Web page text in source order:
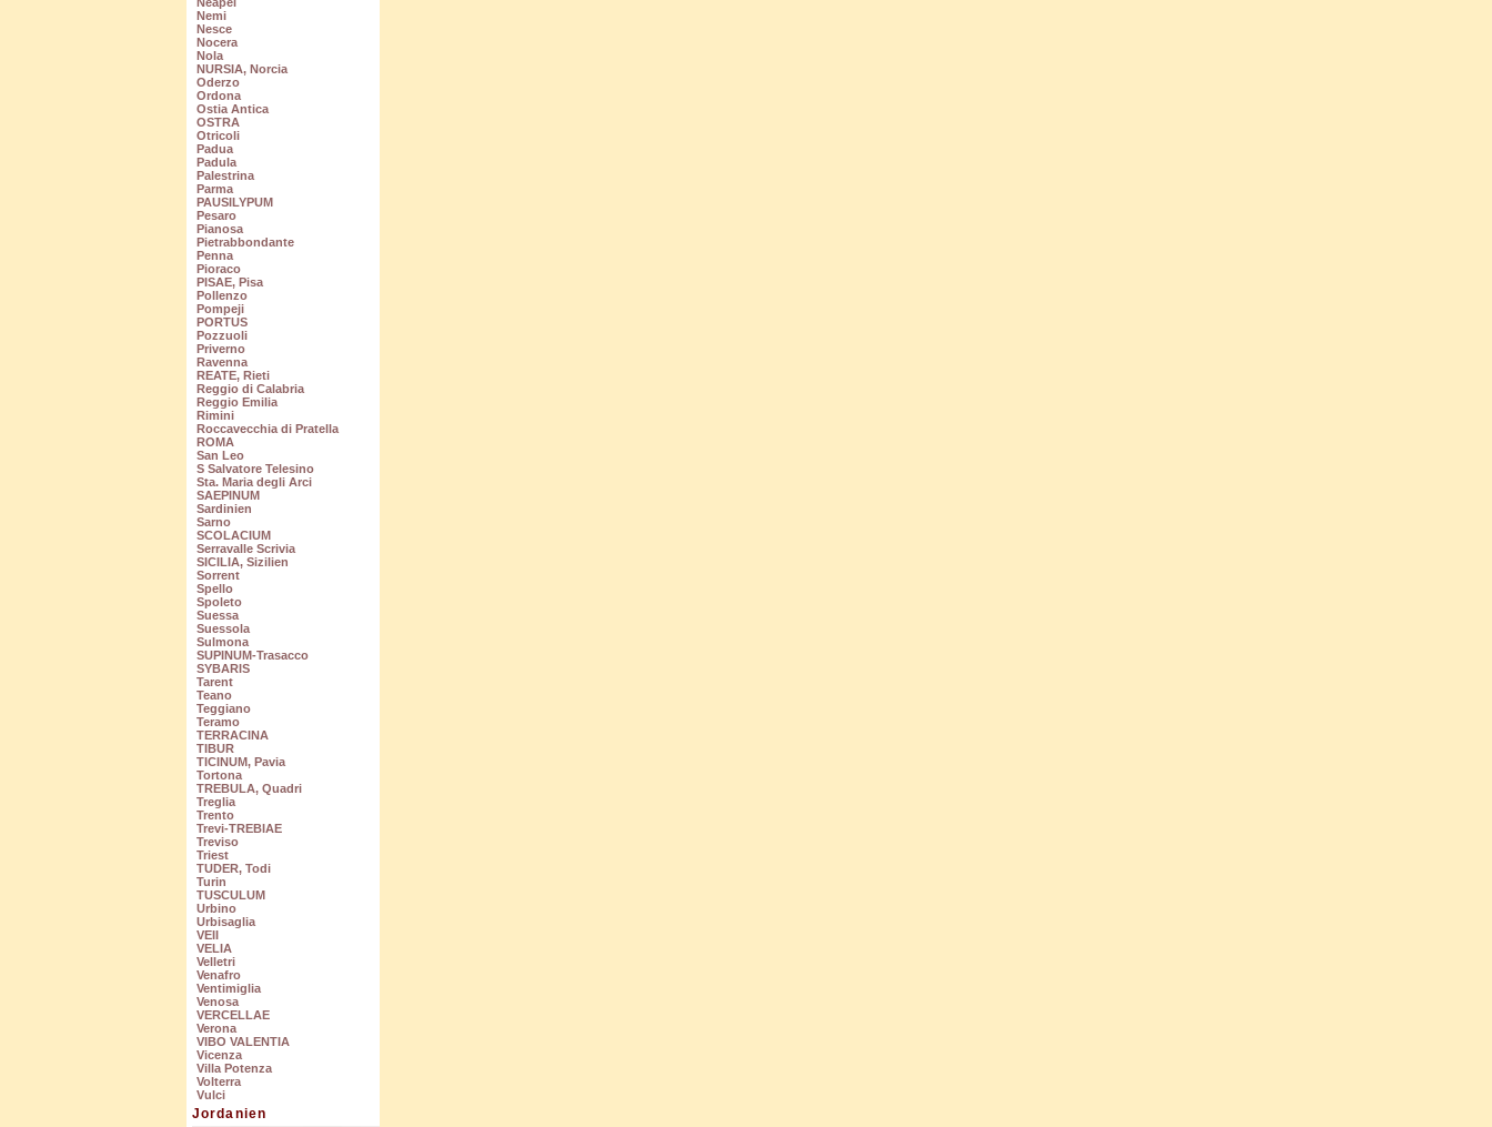
Nemi
Nesce
Nocera
Nola
NURSIA, Norcia
Oderzo
Ordona
Ostia Antica
OSTRA
Otricoli
Padua
Padula
Palestrina
Parma
PAUSILYPUM
Pesaro
Pianosa
Pietrabbondante
Penna
Pioraco
PISAE, Pisa
Pollenzo
Pompeji
PORTUS
Pozzuoli
Priverno
Ravenna
REATE, Rieti
Reggio di Calabria
Reggio Emilia
Rimini
Roccavecchia di Pratella
ROMA
San Leo
S Salvatore Telesino
Sta. Maria degli Arci
SAEPINUM
Sardinien
Sarno
SCOLACIUM
Serravalle Scrivia
SICILIA, Sizilien
Sorrent
Spello
Spoleto
Suessa
Suessola
Sulmona
SUPINUM-Trasacco
SYBARIS
Tarent
Teano
Teggiano
Teramo
TERRACINA
TIBUR
TICINUM, Pavia
Tortona
TREBULA, Quadri
Treglia
Trento
Trevi-TREBIAE
Treviso
Triest
TUDER, Todi
Turin
TUSCULUM
Urbino
Urbisaglia
VEII
VELIA
Velletri
Venafro
Ventimiglia
Venosa
VERCELLAE
Verona
VIBO VALENTIA
Vicenza
Villa Potenza
Volterra
Vulci
Jordanien